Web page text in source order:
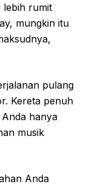
lebih rumit
mungkin itu
pulang
Kereta penuh
hanya
musik
Anda